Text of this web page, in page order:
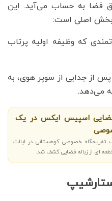
فضا به حساب می‌آید. این
بخش اصلی است:
که وظیفه اولیه پرتاب
از جدایی از سوپر هوی، به
می‌دهد.
فضایی اسپیس ایکس در یک
تفریحگاه خصوصی کوهستانی در ایالت
ای از زباله فضایی کشف شد.